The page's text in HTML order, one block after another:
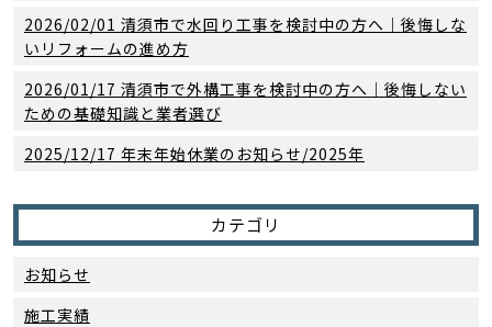
2026/02/01 清須市で水回り工事を検討中の方へ｜後悔しな
いリフォームの進め方
2026/01/17 清須市で外構工事を検討中の方へ｜後悔しない
ための基礎知識と業者選び
2025/12/17 年末年始休業のお知らせ/2025年
カテゴリ
お知らせ
施工実績